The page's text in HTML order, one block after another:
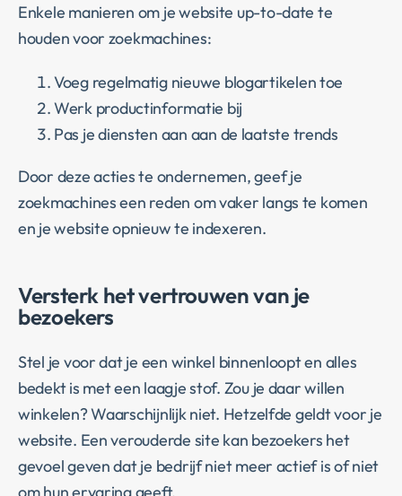
Enkele manieren om je website up-to-date te
houden voor zoekmachines:
Voeg regelmatig nieuwe blogartikelen toe
Werk productinformatie bij
Pas je diensten aan aan de laatste trends
Door deze acties te ondernemen, geef je
zoekmachines een reden om vaker langs te komen
en je website opnieuw te indexeren.
Versterk het vertrouwen van je
bezoekers
Stel je voor dat je een winkel binnenloopt en alles
bedekt is met een laagje stof. Zou je daar willen
winkelen? Waarschijnlijk niet. Hetzelfde geldt voor je
website. Een verouderde site kan bezoekers het
gevoel geven dat je bedrijf niet meer actief is of niet
om hun ervaring geeft.